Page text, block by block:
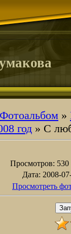
Фотоальбом »
год » С
Просмотров:
Дата: 2008-
Просмотреть